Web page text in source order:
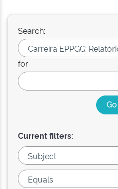
Search:
for
Current filters: